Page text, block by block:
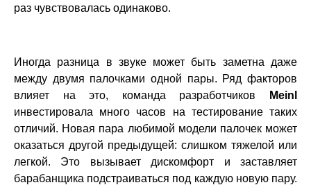
раз чувствовалась одинаково.
Иногда разница в звуке может быть заметна даже
между двумя палочками одной пары. Ряд факторов
влияет на это, команда разработчиков
Meinl
инвестировала много часов на тестирование таких
отличий. Новая пара любимой модели палочек может
оказаться другой предыдущей: слишком тяжелой или
легкой. Это вызывает дискомфорт и заставляет
барабанщика подстраиваться под каждую новую пару.